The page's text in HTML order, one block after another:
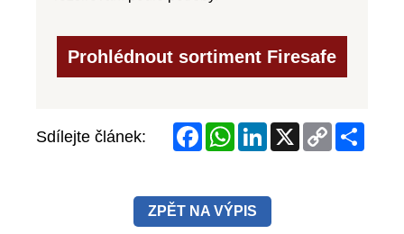
Sdílejte článek: FacebookWhatsAppLinkedIn
Copy
Link
ZPĚT NA VÝPIS